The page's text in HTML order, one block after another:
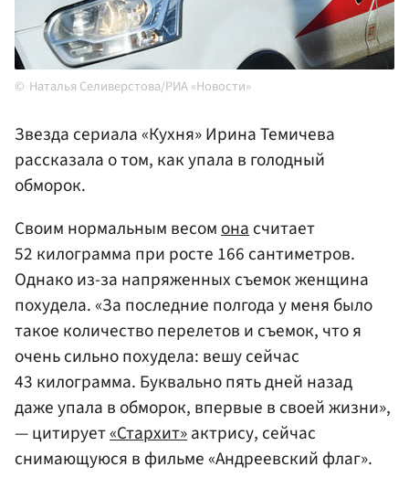
Наталья Селиверстова/РИА «Новости»
Звезда сериала «Кухня» Ирина Темичева
рассказала о том, как упала в голодный
обморок.
Своим нормальным весомонасчитает
52 килограмма при росте 166 сантиметров.
Однако из-за напряженных съемок женщина
похудела. «За последние полгода у меня было
такое количество перелетов и съемок, что я
очень сильно похудела: вешу сейчас
43 килограмма. Буквально пять дней назад
даже упала в обморок, впервые в своей жизни»,
— цитирует«Стархит»актрису, сейчас
снимающуюся в фильме «Андреевский флаг».